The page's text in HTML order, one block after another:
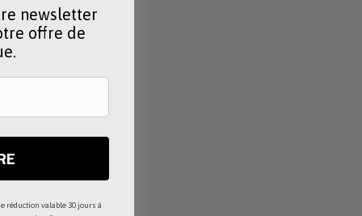
newsletter
offre de
réduction valable 30 jours à